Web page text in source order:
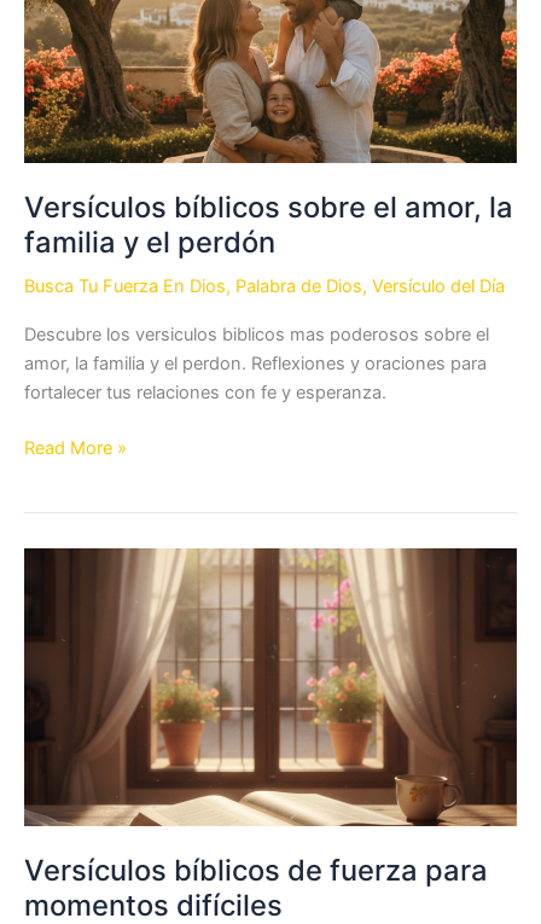
en
Dios
Versículos bíblicos sobre el amor, la
familia y el perdón
Busca Tu Fuerza En Dios, Palabra de Dios, Versículo del Día
Descubre los versiculos biblicos mas poderosos sobre el
amor, la familia y el perdon. Reflexiones y oraciones para
fortalecer tus relaciones con fe y esperanza.
Versículos
la
el
perdón
Read More »
Versículos bíblicos de fuerza para
momentos difíciles